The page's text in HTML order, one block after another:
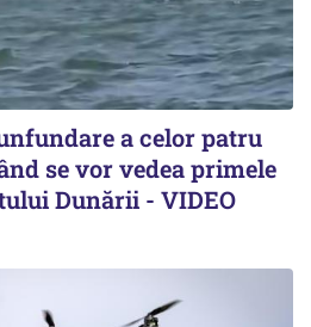
a celor patru
se vor vedea primele
Dunării - VIDEO